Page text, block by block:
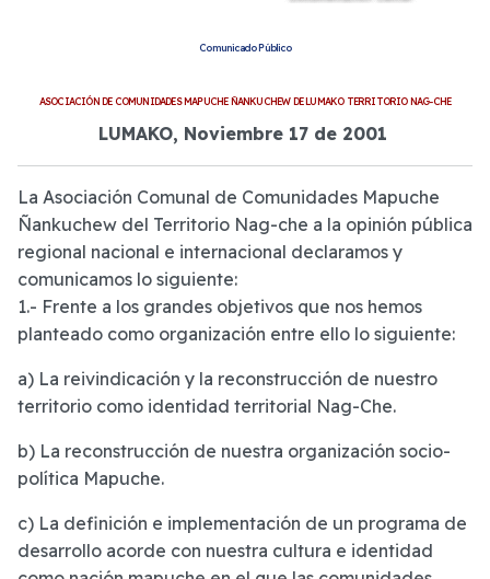
Comunicado Público
ASOCIACIÓN DE COMUNIDADES MAPUCHE ÑANKUCHEW DE LUMAKO TERRITORIO NAG-CHE
LUMAKO, Noviembre 17 de 2001
La Asociación Comunal de Comunidades Mapuche
Ñankuchew del Territorio Nag-che a la opinión pública
regional nacional e internacional declaramos y
comunicamos lo siguiente:
1.- Frente a los grandes objetivos que nos hemos
planteado como organización entre ello lo siguiente:
a) La reivindicación y la reconstrucción de nuestro
territorio como identidad territorial Nag-Che.
b) La reconstrucción de nuestra organización socio-
política Mapuche.
c) La definición e implementación de un programa de
desarrollo acorde con nuestra cultura e identidad